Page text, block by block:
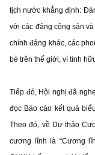
tịch nước khẳng định:
với các đảng cộng sản
chính đảng khác, các
bè trên thế giới, vì tình
Tiếp đó, Hội nghị đã
đọc Báo cáo kết quả
Theo đó, về Dự thảo
cương lĩnh là “Cương